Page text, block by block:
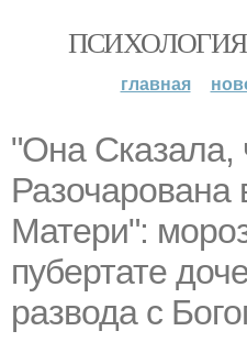
главная
"Она Сказала,
Разочарована
Матери":
пубертате
развода с